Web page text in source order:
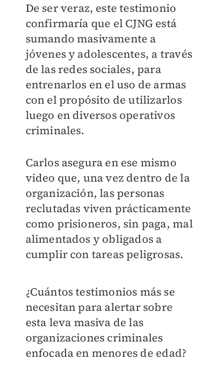
De ser veraz, este testimonio
confirmaría que el CJNG está
sumando masivamente a
jóvenes y adolescentes, a través
de las redes sociales, para
entrenarlos en el uso de armas
con el propósito de utilizarlos
luego en diversos operativos
criminales.
Carlos asegura en ese mismo
video que, una vez dentro de la
organización, las personas
reclutadas viven prácticamente
como prisioneros, sin paga, mal
alimentados y obligados a
cumplir con tareas peligrosas.
¿Cuántos testimonios más se
necesitan para alertar sobre
esta leva masiva de las
organizaciones criminales
enfocada en menores de edad?